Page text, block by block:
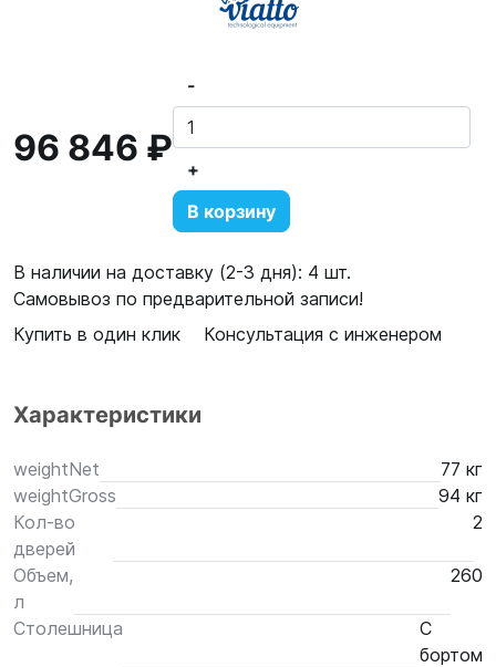
96 846 ₽
-
+
В корзину
В наличии на доставку (2-3 дня): 4 шт.
Самовывоз по предварительной записи!
Купить в один клик
Консультация с инженером
Характеристики
weightNet
77 кг
weightGross
94 кг
Кол-во
дверей
2
Объем,
л
260
Столешница
С
бортом